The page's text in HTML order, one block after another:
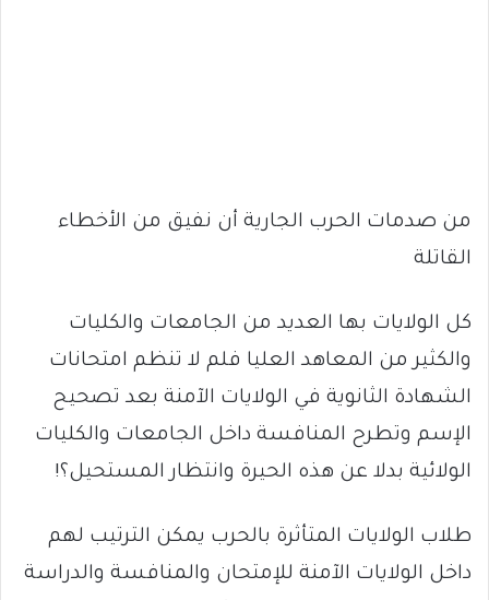
من صدمات الحرب الجارية أن نفيق من الأخطاء
القاتلة
كل الولايات بها العديد من الجامعات والكليات
والكثير من المعاهد العليا فلم لا تنظم امتحانات
الشهادة الثانوية في الولايات الآمنة بعد تصحيح
الإسم وتطرح المنافسة داخل الجامعات والكليات
الولائية بدلا عن هذه الحيرة وانتظار المستحيل؟!
طلاب الولايات المتأثرة بالحرب يمكن الترتيب لهم
داخل الولايات الآمنة للإمتحان والمنافسة والدراسة